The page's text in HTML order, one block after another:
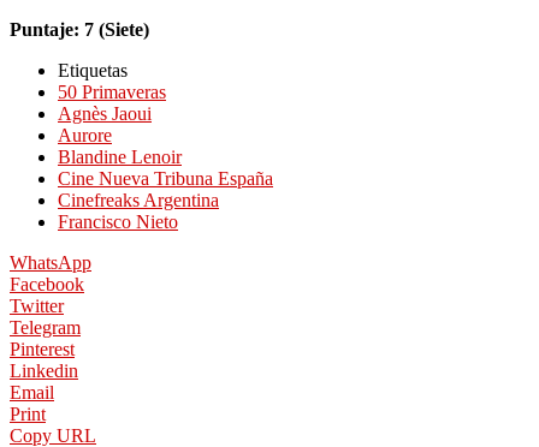
Puntaje: 7 (Siete)
Etiquetas
50 Primaveras
Agnès Jaoui
Aurore
Blandine Lenoir
Cine Nueva Tribuna España
Cinefreaks Argentina
Francisco Nieto
WhatsApp
Facebook
Twitter
Telegram
Pinterest
Linkedin
Email
Print
Copy URL